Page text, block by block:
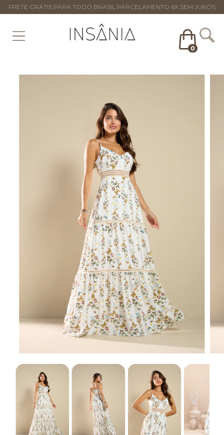
FRETE GRÁTIS PARA TODO BRASIL PARCELAMENTO 6X SEM JUROS
0